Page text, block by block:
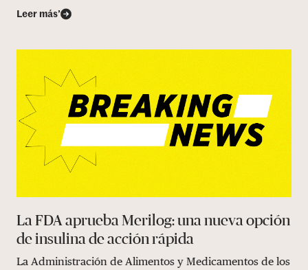
Leer más’
La FDA aprueba Merilog: una nueva opción
de insulina de acción rápida
La Administración de Alimentos y Medicamentos de los